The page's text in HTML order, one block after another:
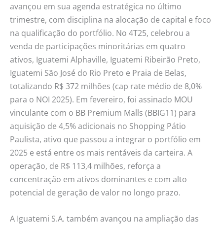
avançou em sua agenda estratégica no último
trimestre, com disciplina na alocação de capital e foco
na qualificação do portfólio. No 4T25, celebrou a
venda de participações minoritárias em quatro
ativos, Iguatemi Alphaville, Iguatemi Ribeirão Preto,
Iguatemi São José do Rio Preto e Praia de Belas,
totalizando R$ 372 milhões (cap rate médio de 8,0%
para o NOI 2025). Em fevereiro, foi assinado MOU
vinculante com o BB Premium Malls (BBIG11) para
aquisição de 4,5% adicionais no Shopping Pátio
Paulista, ativo que passou a integrar o portfólio em
2025 e está entre os mais rentáveis da carteira. A
operação, de R$ 113,4 milhões, reforça a
concentração em ativos dominantes e com alto
potencial de geração de valor no longo prazo.
A Iguatemi S.A. também avançou na ampliação das